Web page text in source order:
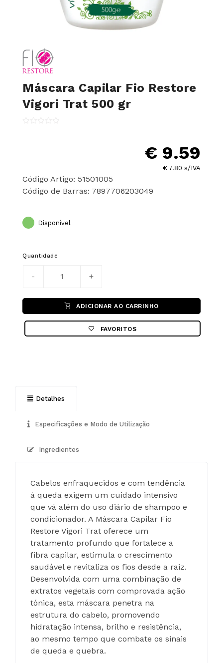
Máscara Capilar Fio Restore
Vigori Trat 500 gr
€ 9.59
€ 7.80 s/IVA
Código Artigo: 51501005
Código de Barras: 7897706203049
Disponível
Quantidade
ADICIONAR AO CARRINHO
FAVORITOS
Detalhes
Especificações e Modo de Utilização
Ingredientes
Cabelos enfraquecidos e com tendência
à queda exigem um cuidado intensivo
que vá além do uso diário de shampoo e
condicionador. A Máscara Capilar Fio
Restore Vigori Trat oferece um
tratamento profundo que fortalece a
fibra capilar, estimula o crescimento
saudável e revitaliza os fios desde a raiz.
Desenvolvida com uma combinação de
extratos vegetais com comprovada ação
tónica, esta máscara penetra na
estrutura do cabelo, promovendo
hidratação intensa, brilho e resistência,
ao mesmo tempo que combate os sinais
de queda e quebra.